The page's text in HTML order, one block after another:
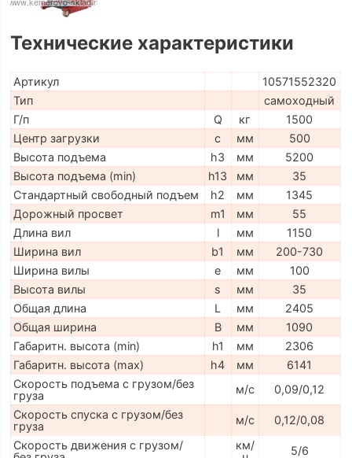
Технические характеристики
Артикул
10571552320
Тип
самоходный
Г/п
Q кг
1500
Центр загрузки
c мм
500
Высота подъема
h3 мм
5200
Высота подъема (min)
h13 мм
35
Стандартный свободный подъем
h2 мм
1345
Дорожный просвет
m1 мм
55
Длина вил
l мм
1150
Ширина вил
b1 мм
200-730
Ширина вилы
e мм
100
Высота вилы
s мм
35
Общая длина
L мм
2405
Общая ширина
B мм
1090
Габаритн. высота (min)
h1 мм
2306
Габаритн. высота (max)
h4 мм
6141
Скорость подъема с грузом/без
груза
м/с
0,09/0,12
Скорость спуска с грузом/без
груза
м/с
0,12/0,08
Скорость движения с грузом/
км/
5/6